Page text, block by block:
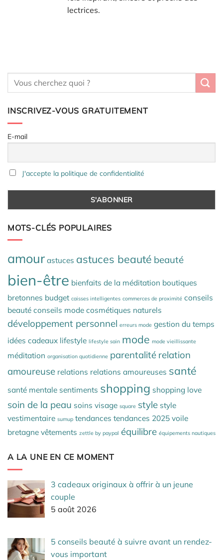
lectrices.
INSCRIVEZ-VOUS GRATUITEMENT
E-mail
J'accepte la politique de confidentialité
MOTS-CLÉS POPULAIRES
amour astuces astuces beauté beauté
bien-être bienfaits de la méditation boutiques
bretonnes budget caisses intelligentes commerces de proximité conseils
beauté conseils mode cosmétiques naturels
développement personnel erreurs mode gestion du temps
idées cadeaux lifestyle lifestyle sain mode mode vieillissante
méditation organisation quotidienne parentalité relation
amoureuse relations relations amoureuses santé
santé mentale sentiments shopping shopping love
soin de la peau soins visage square style style
vestimentaire sumup tendances tendances 2025 voile
bretagne vêtements zettle by paypal équilibre équipements nautiques
A LA UNE EN CE MOMENT
3 cadeaux originaux à offrir à un jeune
couple
5 août 2026
5 conseils beauté à suivre avant un rendez-
vous important